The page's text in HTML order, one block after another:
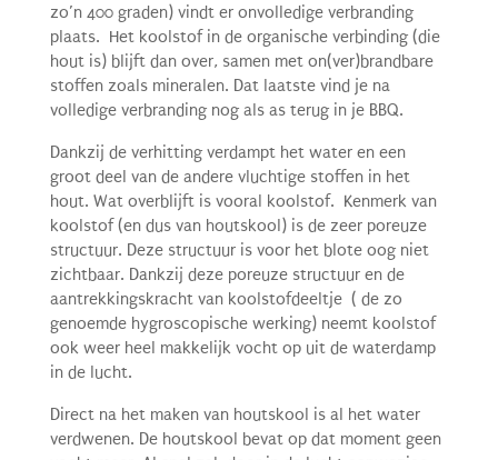
zo’n 400 graden) vindt er onvolledige verbranding
plaats. Het koolstof in de organische verbinding (die
hout is) blijft dan over, samen met on(ver)brandbare
stoffen zoals mineralen. Dat laatste vind je na
volledige verbranding nog als as terug in je BBQ.
Dankzij de verhitting verdampt het water en een
groot deel van de andere vluchtige stoffen in het
hout. Wat overblijft is vooral koolstof. Kenmerk van
koolstof (en dus van houtskool) is de zeer poreuze
structuur. Deze structuur is voor het blote oog niet
zichtbaar. Dankzij deze poreuze structuur en de
aantrekkingskracht van koolstofdeeltje ( de zo
genoemde hygroscopische werking) neemt koolstof
ook weer heel makkelijk vocht op uit de waterdamp
in de lucht.
Direct na het maken van houtskool is al het water
verdwenen. De houtskool bevat op dat moment geen